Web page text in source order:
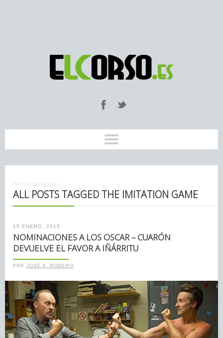
INICIO / NOTICIAS /
ALL POSTS TAGGED THE IMITATION GAME
15 ENERO, 2015
NOMINACIONES A LOS OSCAR – CUARÓN
DEVUELVE EL FAVOR A IÑÁRRITU
POR JOSÉ A. ROMERO